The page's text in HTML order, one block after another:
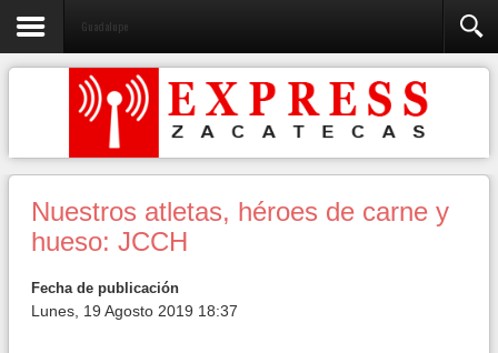
Guadalupe
Nuestros atletas, héroes de carne y
hueso: JCCH
Fecha de publicación
Lunes, 19 Agosto 2019 18:37